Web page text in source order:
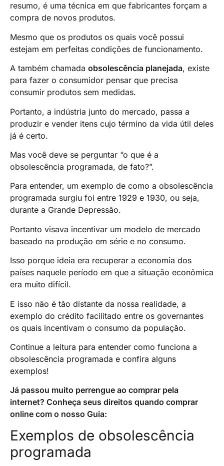
resumo, é uma técnica em que fabricantes forçam a
compra de novos produtos.
Mesmo que os produtos os quais você possui
estejam em perfeitas condições de funcionamento.
A também chamada obsolescência planejada, existe
para fazer o consumidor pensar que precisa
consumir produtos sem medidas.
Portanto, a indústria junto do mercado, passa a
produzir e vender itens cujo término da vida útil deles
já é certo.
Mas você deve se perguntar “o que é a
obsolescência programada, de fato?”.
Para entender, um exemplo de como a obsolescência
programada surgiu foi entre 1929 e 1930, ou seja,
durante a Grande Depressão.
Portanto visava incentivar um modelo de mercado
baseado na produção em série e no consumo.
Isso porque ideia era recuperar a economia dos
países naquele período em que a situação econômica
era muito difícil.
E isso não é tão distante da nossa realidade, a
exemplo do crédito facilitado entre os governantes
os quais incentivam o consumo da população.
Continue a leitura para entender como funciona a
obsolescência programada e confira alguns
exemplos!
Já passou muito perrengue ao comprar pela
internet? Conheça seus direitos quando comprar
online com o nosso Guia:
Exemplos de obsolescência
programada